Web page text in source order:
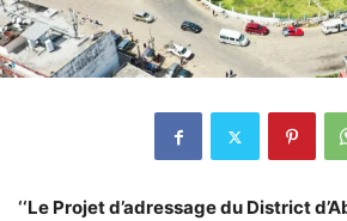
‘‘Le Projet d’adressage du District